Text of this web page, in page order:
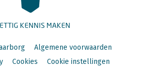
KENNIS MAKEN
Algemene voorwaarden
Cookies
Cookie instellingen